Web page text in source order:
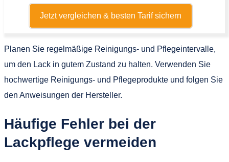
Jetzt vergleichen & besten Tarif sichern
Planen Sie regelmäßige Reinigungs- und Pflegeintervalle,
um den Lack in gutem Zustand zu halten. Verwenden Sie
hochwertige Reinigungs- und Pflegeprodukte und folgen Sie
den Anweisungen der Hersteller.
Häufige Fehler bei der
Lackpflege vermeiden